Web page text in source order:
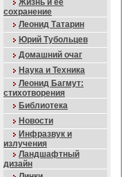
Жизнь и её
сохранение
Леонид Татарин
Юрий Тубольцев
Домашний очаг
Наука и Техника
Леонид Багмут:
стихотворения
Библиотека
Новости
Инфразвук и
излучения
Ландшафтный
дизайн